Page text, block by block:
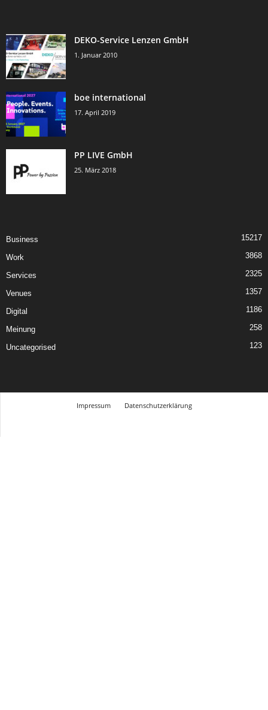
DEKO-Service Lenzen GmbH
1. Januar 2010
boe international
17. April 2019
PP LIVE GmbH
25. März 2018
Business 15217
Work 3868
Services 2325
Venues 1357
Digital 1186
Meinung 258
Uncategorised 123
Impressum
Datenschutzerklärung